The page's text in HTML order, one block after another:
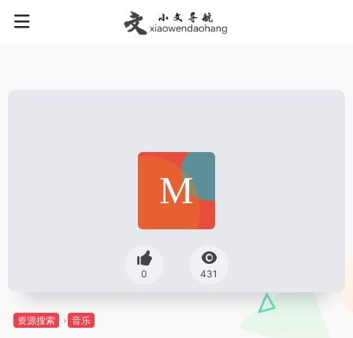
0 431
资源搜索 音乐